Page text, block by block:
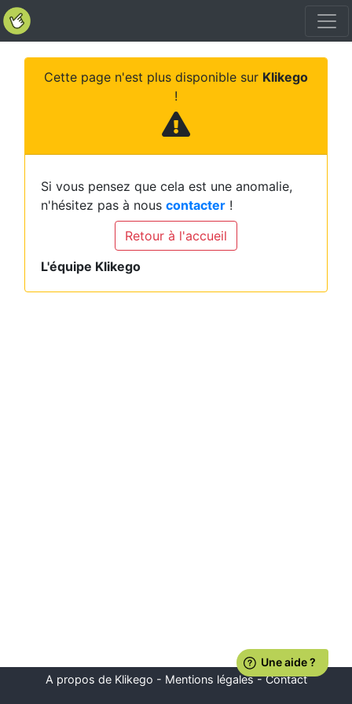
Cette page n'est plus disponible sur Klikego
!
Si vous pensez que cela est une anomalie,
n'hésitez pas à nous contacter !
Retour à l'accueil
L'équipe Klikego
A propos de Klikego - Mentions légales-Contact